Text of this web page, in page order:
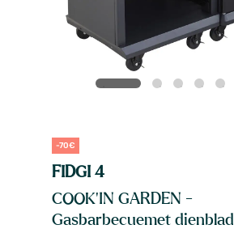
-70€
FIDGI 4
COOK'IN GARDEN -
Gasbarbecuemet dienblad